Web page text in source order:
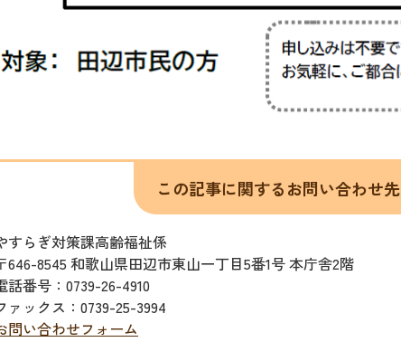
この記事に関するお問い合わせ先
すらぎ対策課高齢福祉係
646-8545 和歌山県田辺市東山一丁目5番1号 本庁舎2階
話番号：0739-26-4910
ァックス：0739-25-3994
問い合わせフォーム